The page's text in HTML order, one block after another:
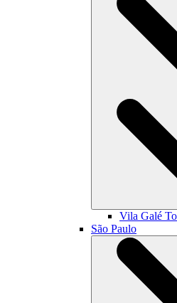
Vila Galé
São Paulo